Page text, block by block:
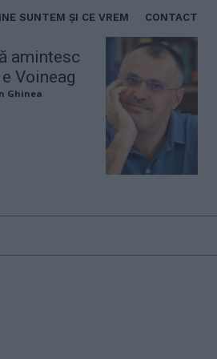
SUNTEM ȘI CE VREM CONTACT
amintesc
Voineag
Ghinea